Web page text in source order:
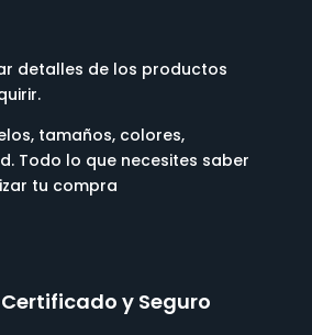
detalles de los productos
tamaños, colores,
Todo lo que necesites saber
tu compra
y Seguro